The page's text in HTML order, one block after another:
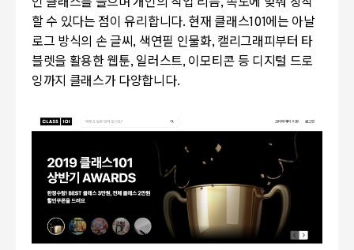
할 수 있다는 점이 유리합니다. 현재 클래스101에는 아날
로그 방식의 손 글씨 , 색연필 인물화, 캘리그래피부터 타
블렛을 활용한 웹툰, 일러스트, 이모티콘 등 디지털 드로
잉까지 클래스가 다양합니다.